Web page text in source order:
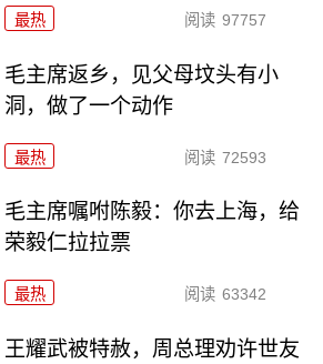
最热 阅读 97757
毛主席返乡，见父母坟头有小
洞，做了一个动作
最热 阅读 72593
毛主席嘱咐陈毅：你去上海，给
荣毅仁拉拉票
最热 阅读 63342
王耀武被特赦，周总理劝许世友